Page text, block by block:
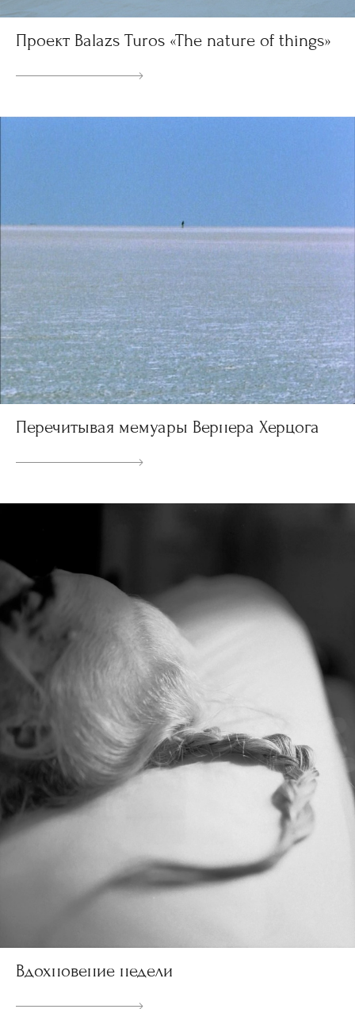
Проект Balazs Turos «The nature of things»
Перечитывая мемуары Вернера Херцога
Вдохновение недели